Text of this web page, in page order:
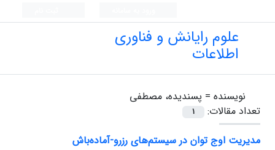
علوم رایانش و فناوری
اطلاعات
نویسنده = پسندیده، مصطفی
تعداد مقالات:
1
مدیریت اوج توان در سیستم‌های رزرو-آماده‌باش